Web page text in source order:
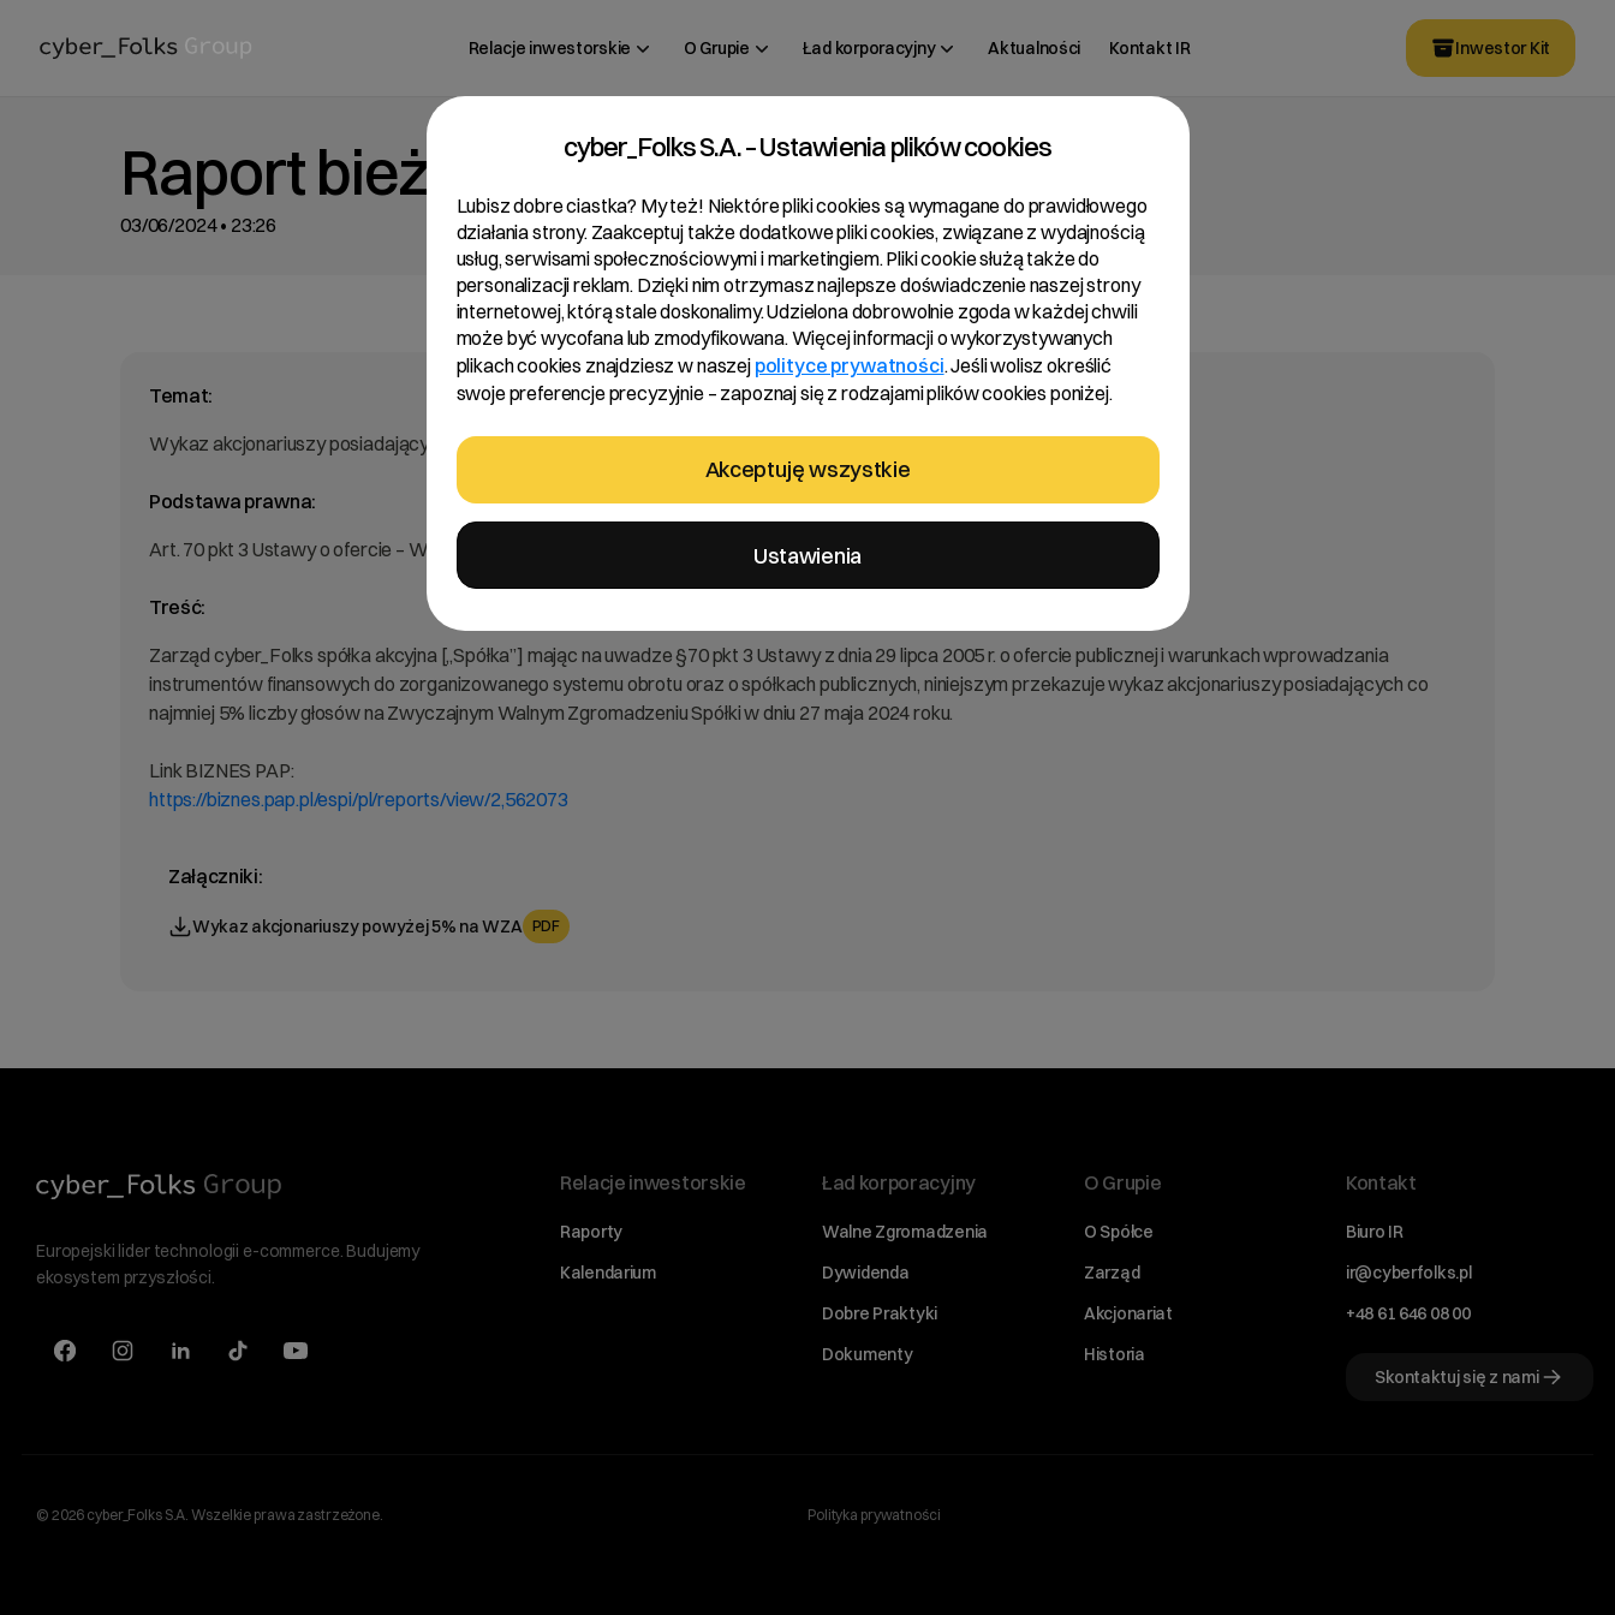
Relacje inwestorskie O Grupie Ład korporacyjny Aktualności Kontakt IR Inwestor Kit
Raport bieżący 16/2024
03/06/2024 • 23:26
Temat:
Wykaz akcjonariuszy posiadających co najmniej 5% głosów na ZWZ cyber_Folks S.A. w dniu 27.05.2024 roku
Podstawa prawna:
Art. 70 pkt 3 Ustawy o ofercie – WZA lista powyżej 5 %
Treść:
Zarząd cyber_Folks spółka akcyjna [„Spółka”] mając na uwadze §70 pkt 3 Ustawy z dnia 29 lipca 2005 r. o ofercie publicznej i warunkach wprowadzania
instrumentów finansowych do zorganizowanego systemu obrotu oraz o spółkach publicznych, niniejszym przekazuje wykaz akcjonariuszy posiadających co
najmniej 5% liczby głosów na Zwyczajnym Walnym Zgromadzeniu Spółki w dniu 27 maja 2024 roku.
Link BIZNES PAP:
https://biznes.pap.pl/espi/pl/reports/view/2,562073
Załączniki:
Wykaz akcjonariuszy powyżej 5% na WZA PDF
Europejski lider technologii e-commerce. Budujemy
ekosystem przyszłości.
Relacje inwestorskie
Raporty
Kalendarium
Ład korporacyjny
Walne Zgromadzenia
Dywidenda
Dobre Praktyki
Dokumenty
O Grupie
O Spółce
Zarząd
Akcjonariat
Historia
Kontakt
Biuro IR
ir@cyberfolks.pl
+48 61 646 08 00
Skontaktuj się z nami
© 2026 cyber_Folks S.A. Wszelkie prawa zastrzeżone. Polityka prywatności
cyber_Folks S.A. – Ustawienia plików cookies
Lubisz dobre ciastka? My też! Niektóre pliki cookies są wymagane do prawidłowego
działania strony. Zaakceptuj także dodatkowe pliki cookies, związane z wydajnością
usług, serwisami społecznościowymi i marketingiem. Pliki cookie służą także do
personalizacji reklam. Dzięki nim otrzymasz najlepsze doświadczenie naszej strony
internetowej, którą stale doskonalimy. Udzielona dobrowolnie zgoda w każdej chwili
może być wycofana lub zmodyfikowana. Więcej informacji o wykorzystywanych
plikach cookies znajdziesz w naszej polityce prywatności. Jeśli wolisz określić
swoje preferencje precyzyjnie – zapoznaj się z rodzajami plików cookies poniżej.
Akceptuję wszystkie
Ustawienia